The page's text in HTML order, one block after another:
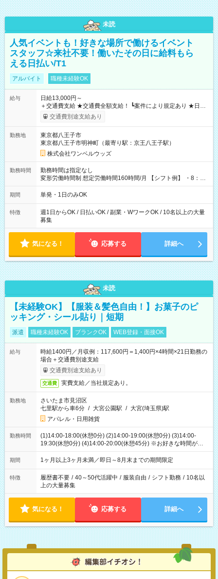
未読
人気イベントも！好きな場所で働けるイベント
スタッフ☆来社不要！働いたその日に給料もら
える日払い/T1
アルバイト 職種未経験OK
給与
日給13,000円～
＋交通費支給 ★交通費全額支給！ ┗案件により規定あり ★日払
いOK！（規定あり） ┗働いたその日に現金GET♪ お仕事後はコ
ンビニATMから 日払い分を引き落とせます！ 【試用期間】試
交通費別途支給あり
勤務地
東京都八王子市
東京都八王子市明神町（最寄り駅：京王八王子駅）
株式会社ワンベルウッズ
勤務時間
勤務時間は指定なし
変形労働時間制 想定労働時間160時間/月 【シフト例】 ・8：00
～21：00
期間 単発・1日のみOK
特徴
週1日からOK / 日払いOK / 副業・WワークOK / 10名以上の大量
募集
気になる！ 応募する 詳細へ
未読
【未経験OK】【服装＆髪色自由！】お菓子のピ
ッキング・シール貼り｜短期
派遣 職種未経験OK ブランクOK WEB登録・面接OK
給与
時給1400円／月収例：117,600円＝1,400円×4時間×21日勤務の
場合＋交通費別途支給
交通費別途支給あり
交通費 実費支給／当社規定あり。
勤務地
さいたま市見沼区
七里駅から車6分 / 大宮公園駅 / 大宮(埼玉県)駅
アパレル・日用雑貨
勤務時間
(1)14:00-18:00(休憩0分) (2)14:00-19:00(休憩0分) (3)14:00-
19:30(休憩0分) (4)14:00-20:00(休憩45分) ※お好きな時間が選べ
ます
期間 1ヶ月以上3ヶ月未満／即日～8月末までの期間限定
特徴 履歴書不要 / 40～50代活躍中 / 服装自由 / シフト勤務 / 10名以
上の大量募集
気になる！ 応募する 詳細へ